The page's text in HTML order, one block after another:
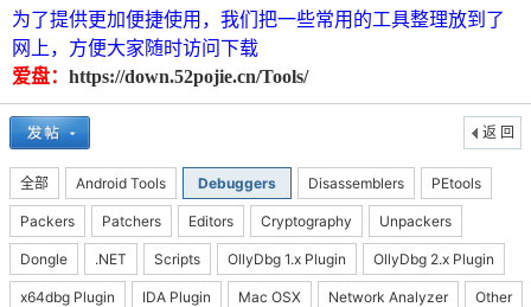
解
为了提供更加便捷使用，我们把一些常用的工具整理放到了
网上，方便大家随时访问下载
爱盘： https://down.52pojie.cn/Tools/
返 回
全部 Android Tools Debuggers Disassemblers PEtools
Packers Patchers Editors Cryptography Unpackers
Dongle .NET Scripts OllyDbg 1.x Plugin OllyDbg 2.x Plugin
x64dbg Plugin IDA Plugin Mac OSX Network Analyzer Other